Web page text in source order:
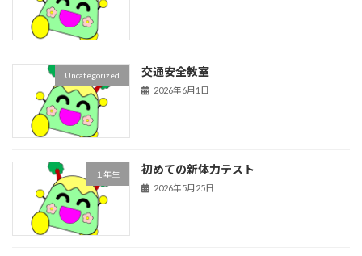
Uncategorized 交通安全教室
2026年6月1日
１年生 初めての新体力テスト
2026年5月25日